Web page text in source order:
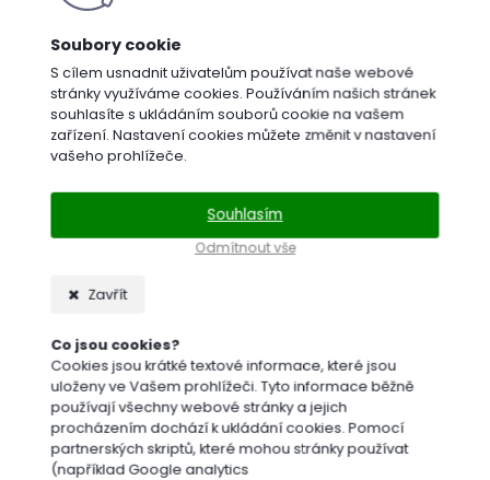
S cílem usnadnit uživatelům používat naše webové
stránky využíváme cookies. Používáním našich stránek
souhlasíte s ukládáním souborů cookie na vašem
zařízení. Nastavení cookies můžete změnit v nastavení
vašeho prohlížeče.
Odmítnout vše
Souhlasím
Zavřít
Co jsou cookies?
Cookies jsou krátké textové informace, které jsou
uloženy ve Vašem prohlížeči. Tyto informace běžně
používají všechny webové stránky a jejich
procházením dochází k ukládání cookies. Pomocí
partnerských skriptů, které mohou stránky používat
(například Google analytics
Trávníkové
substráty
a
sečky